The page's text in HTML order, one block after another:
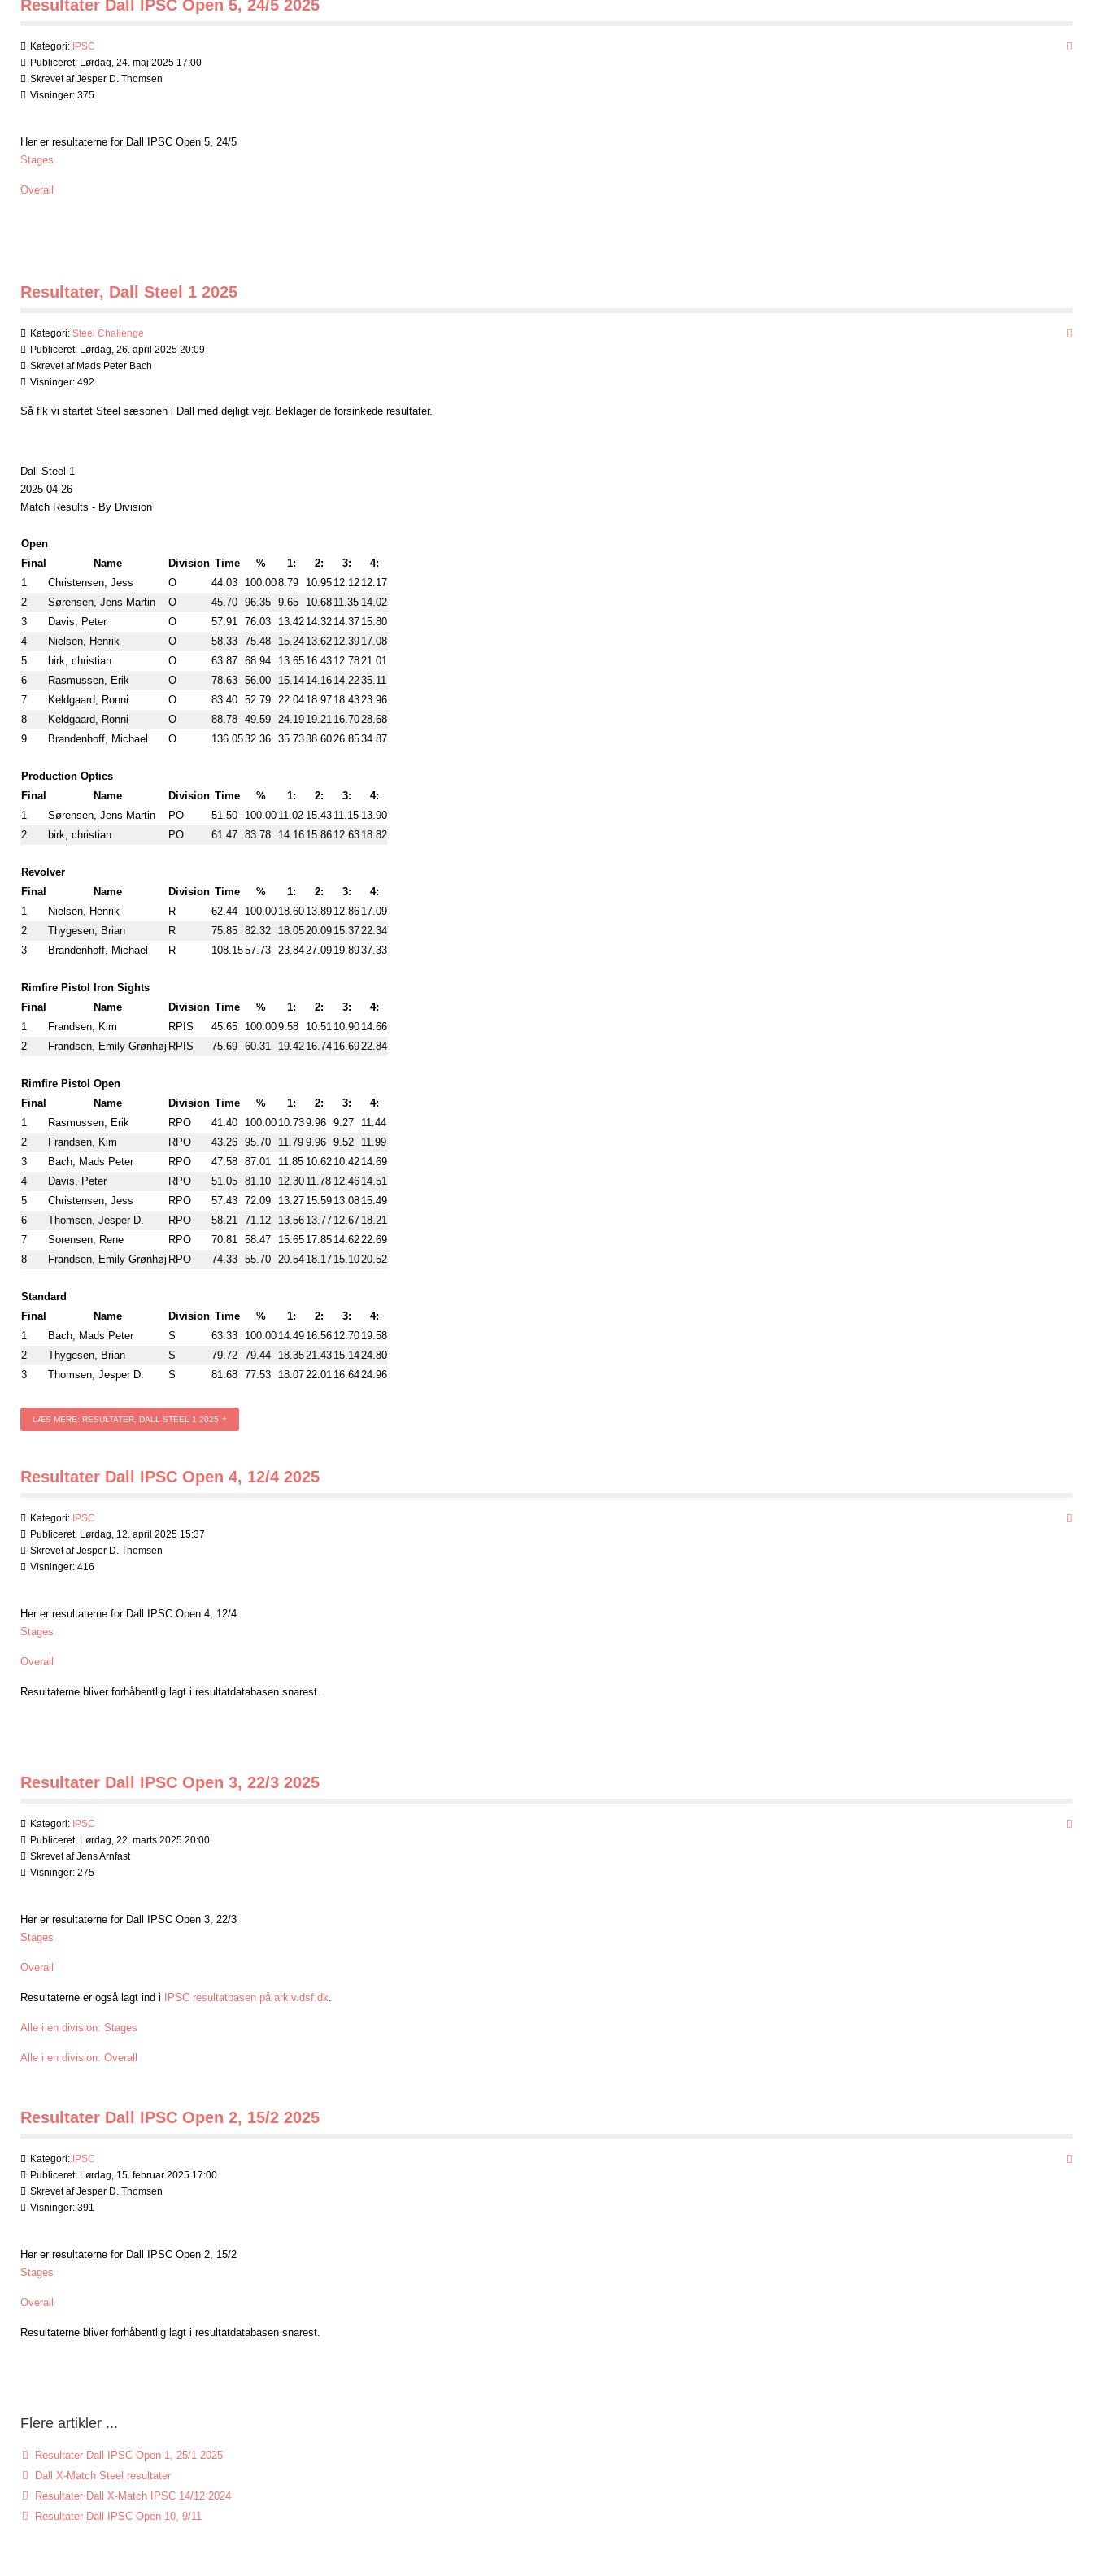
Resultater Dall IPSC Open 5, 24/5 2025
Kategori: IPSC
Publiceret: Lørdag, 24. maj 2025 17:00
Skrevet af Jesper D. Thomsen
Visninger: 375
Her er resultaterne for Dall IPSC Open 5, 24/5
Stages
Overall
Resultater, Dall Steel 1 2025
Kategori: Steel Challenge
Publiceret: Lørdag, 26. april 2025 20:09
Skrevet af Mads Peter Bach
Visninger: 492
Så fik vi startet Steel sæsonen i Dall med dejligt vejr. Beklager de forsinkede resultater.
Dall Steel 1
2025-04-26
Match Results - By Division
Open
Final
Name Division Time % 1: 2: 3:
4:
1
Christensen, Jess O 44.03 100.008.79 10.95 12.12 12.17
2
Sørensen, Jens Martin O 45.70 96.35 9.65 10.68 11.35 14.02
3
Davis, Peter O 57.91 76.03 13.42 14.32 14.37 15.80
4
Nielsen, Henrik O 58.33 75.48 15.24 13.62 12.39 17.08
5
birk, christian O 63.87 68.94 13.65 16.43 12.78 21.01
6
Rasmussen, Erik O 78.63 56.00 15.14 14.16 14.2235.11
7
Keldgaard, Ronni O 83.40 52.79 22.04 18.97 18.43 23.96
8
Keldgaard, Ronni O 88.78 49.59 24.19 19.21 16.70 28.68
9
Brandenhoff, Michael O 136.0532.36 35.7338.60 26.8534.87
Production Optics
Final
Name Division Time % 1: 2: 3:
4:
1
Sørensen, Jens Martin PO 51.50 100.00 11.02 15.43 11.15 13.90
2
birk, christian PO 61.47 83.78 14.16 15.86 12.63 18.82
Revolver
Final
Name Division Time % 1: 2: 3:
4:
1
Nielsen, Henrik R 62.44 100.00 18.60 13.89 12.86 17.09
2
Thygesen, Brian R 75.85 82.32 18.05 20.09 15.37 22.34
3
Brandenhoff, Michael R 108.1557.73 23.84 27.09 19.8937.33
Rimfire Pistol Iron Sights
Final
Name Division Time % 1: 2: 3:
4:
1
Frandsen, Kim RPIS 45.65 100.009.58 10.51 10.90 14.66
2
Frandsen, Emily Grønhøj RPIS 75.69 60.31 19.42 16.74 16.69 22.84
Rimfire Pistol Open
Final
Name Division Time % 1: 2: 3:
4:
1
Rasmussen, Erik RPO 41.40 100.00 10.739.96 9.27
11.44
2
Frandsen, Kim RPO 43.26 95.70 11.79 9.96 9.52
11.99
3
Bach, Mads Peter RPO 47.58 87.01 11.85 10.62 10.42 14.69
4
Davis, Peter RPO 51.05 81.10 12.30 11.78 12.46 14.51
5
Christensen, Jess RPO 57.43 72.09 13.27 15.59 13.08 15.49
6
Thomsen, Jesper D. RPO 58.21 71.12 13.56 13.77 12.67 18.21
7
Sorensen, Rene RPO 70.81 58.47 15.65 17.85 14.62 22.69
8
Frandsen, Emily Grønhøj RPO 74.33 55.70 20.54 18.17 15.10 20.52
Standard
Final
Name Division Time % 1: 2: 3:
4:
1
Bach, Mads Peter S 63.33 100.00 14.49 16.56 12.70 19.58
2
Thygesen, Brian S 79.72 79.44 18.35 21.43 15.14 24.80
3
Thomsen, Jesper D. S 81.68 77.53 18.07 22.01 16.64 24.96
LÆS MERE: RESULTATER, DALL STEEL 1 2025
Resultater Dall IPSC Open 4, 12/4 2025
Kategori: IPSC
Publiceret: Lørdag, 12. april 2025 15:37
Skrevet af Jesper D. Thomsen
Visninger: 416
Her er resultaterne for Dall IPSC Open 4, 12/4
Stages
Overall
Resultaterne bliver forhåbentlig lagt i resultatdatabasen snarest.
Resultater Dall IPSC Open 3, 22/3 2025
Kategori: IPSC
Publiceret: Lørdag, 22. marts 2025 20:00
Skrevet af Jens Arnfast
Visninger: 275
Her er resultaterne for Dall IPSC Open 3, 22/3
Stages
Overall
Resultaterne er også lagt ind i IPSC resultatbasen på arkiv.dsf.dk
Alle i en division: Stages
Alle i en division: Overall
Resultater Dall IPSC Open 2, 15/2 2025
Kategori: IPSC
Publiceret: Lørdag, 15. februar 2025 17:00
Skrevet af Jesper D. Thomsen
Visninger: 391
Her er resultaterne for Dall IPSC Open 2, 15/2
Stages
Overall
Resultaterne bliver forhåbentlig lagt i resultatdatabasen snarest.
Flere artikler ...
Resultater Dall IPSC Open 1, 25/1 2025
Dall X-Match Steel resultater
Resultater Dall X-Match IPSC 14/12 2024
Resultater Dall IPSC Open 10, 9/11